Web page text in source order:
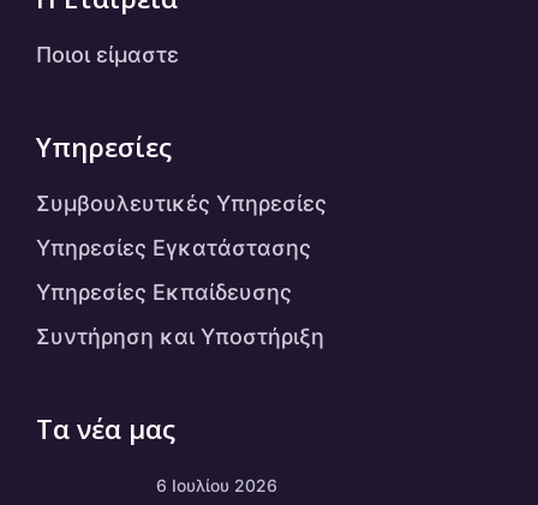
Ποιοι είμαστε
Υπηρεσίες
Συμβουλευτικές Υπηρεσίες
Υπηρεσίες Εγκατάστασης
Υπηρεσίες Εκπαίδευσης
Συντήρηση και Υποστήριξη
Τα νέα μας
6 Ιουλίου 2026